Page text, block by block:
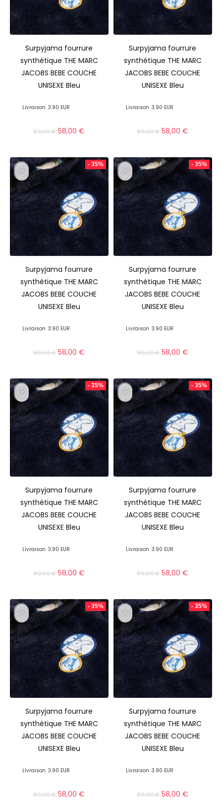
Surpyjama fourrure
synthétique THE MARC
JACOBS BEBE COUCHE
UNISEXE Bleu
Livraison 3.90 EUR
89,00€ 58,00€
Surpyjama fourrure
synthétique THE MARC
JACOBS BEBE COUCHE
UNISEXE Bleu
Livraison 3.90 EUR
89,00€ 58,00€
- 35%
Surpyjama fourrure
synthétique THE MARC
JACOBS BEBE COUCHE
UNISEXE Bleu
Livraison 3.90 EUR
89,00€ 58,00€
- 35%
Surpyjama fourrure
synthétique THE MARC
JACOBS BEBE COUCHE
UNISEXE Bleu
Livraison 3.90 EUR
89,00€ 58,00€
- 35%
Surpyjama fourrure
synthétique THE MARC
JACOBS BEBE COUCHE
UNISEXE Bleu
Livraison 3.90 EUR
89,00€ 58,00€
- 35%
Surpyjama fourrure
synthétique THE MARC
JACOBS BEBE COUCHE
UNISEXE Bleu
Livraison 3.90 EUR
89,00€ 58,00€
- 35%
Surpyjama fourrure
synthétique THE MARC
JACOBS BEBE COUCHE
UNISEXE Bleu
Livraison 3.90 EUR
89,00€ 58,00€
- 35%
Surpyjama fourrure
synthétique THE MARC
JACOBS BEBE COUCHE
UNISEXE Bleu
Livraison 3.90 EUR
89,00€ 58,00€